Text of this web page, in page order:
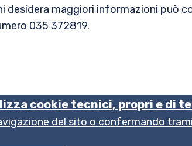
desidera maggiori informazioni può
035 372819.
cookie tecnici, propri e di
del sito o confermando